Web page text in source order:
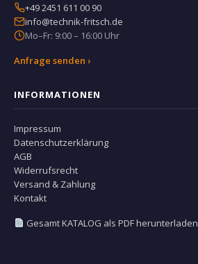
+49 2451 611 00 90
info@technik-fritsch.de
Mo–Fr: 9:00 – 16:00 Uhr
Anfrage senden ›
INFORMATIONEN
Impressum
Datenschutzerklärung
AGB
Widerrufsrecht
Versand & Zahlung
Kontakt
Gesamt KATALOG als PDF herunterladen